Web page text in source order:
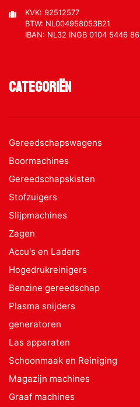
KVK: 92512577
BTW: NL004958053B21
IBAN: NL32 INGB 0104 5446 86
Categoriën
Gereedschapswagens
Boormachines
Gereedschapskisten
Stofzuigers
Slijpmachines
Zagen
Accu's en Laders
Hogedrukreinigers
Benzine gereedschap
Plasma snijders
generatoren
Las apparaten
Schoonmaak en Reiniging
Magazijn machines
Graaf machines